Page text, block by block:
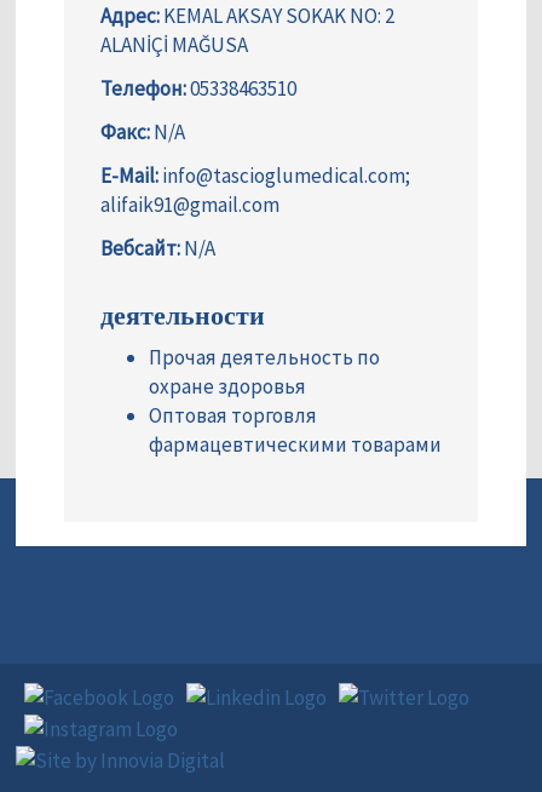
Адрес:KEMAL AKSAY SOKAK NO: 2
ALANİÇİ MAĞUSA
Телефон:05338463510
Факс:N/A
E-Mail:info@tascioglumedical.com;
alifaik91@gmail.com
Вебсайт:N/A
деятельности
Прочая деятельность по
охране здоровья
Оптовая торговля
фармацевтическими товарами